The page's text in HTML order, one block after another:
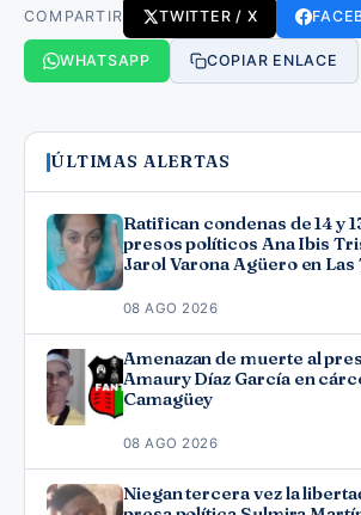
COMPARTIR TWITTER / X
WHATSAPP COPIAR ENLACE
ÚLTIMAS ALERTAS
Ratifican condenas de 14 y
presos políticos Ana Ibis
Jarol Varona Agüero en Las
08 AGO 2026
Amenazan de muerte al
Amaury Díaz García en
Camagüey
08 AGO 2026
Niegan tercera vez la